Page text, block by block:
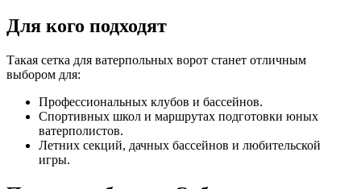
Для кого подходят
Такая сетка для ватерпольных ворот станет отличным
выбором для:
Профессиональных клубов и бассейнов.
Спортивных школ и маршрутах подготовки юных
ватерполистов.
Летних секций, дачных бассейнов и любительской
игры.